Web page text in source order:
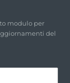
modulo per
del